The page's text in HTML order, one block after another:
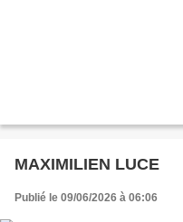
MAXIMILIEN LUCE
Publié le 09/06/2026 à 06:06